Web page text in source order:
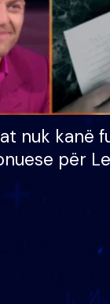
nuk kanë
për